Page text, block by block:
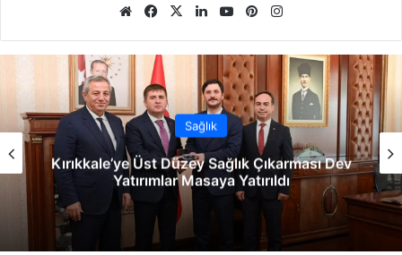
We
sit
esi
Fa
bo
ok
X
Lin
dIn
Yo
ub
e
Pin
est ra
m
Sağlık
Kırıkkale’ye Üst Düzey Sağlık Çıkarması Dev
Yatırımlar Masaya Yatırıldı